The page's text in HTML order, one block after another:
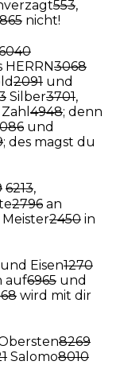
553,
nicht!
HERRN3068
2091 und
Silber3701,
4948; denn
und
; des magst du
6213,
2796 an
2450 in
und Eisen1270
auf6965 und
wird mit dir
8269
Salomo8010